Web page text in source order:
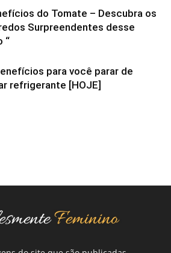
do Tomate – Descubra os
Surpreendentes desse
“
para você parar de
refrigerante [HOJE]